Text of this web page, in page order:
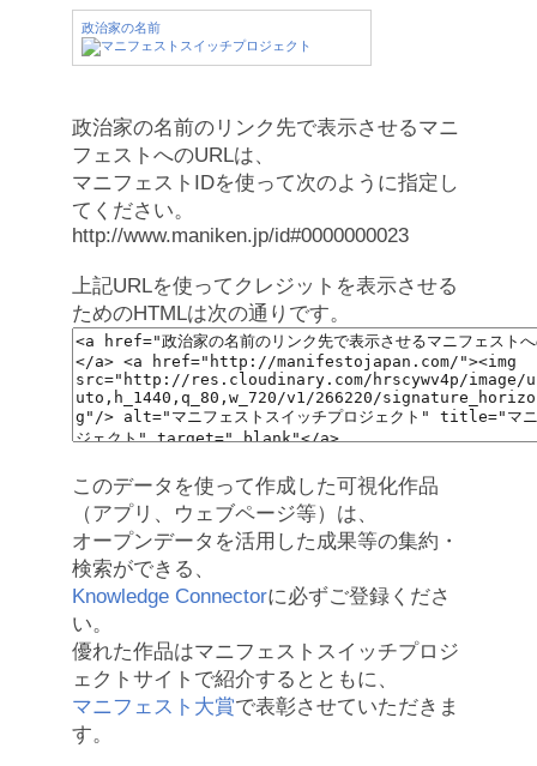
政治家の名前
政治家の名前のリンク先で表示させるマニ
フェストへのURLは、
マニフェストIDを使って次のように指定し
てください。
http://www.maniken.jp/id#0000000023
上記URLを使ってクレジットを表示させる
ためのHTMLは次の通りです。
このデータを使って作成した可視化作品
（アプリ、ウェブページ等）は、
オープンデータを活用した成果等の集約・
検索ができる、
Knowledge Connectorに必ずご登録くださ
い。
優れた作品はマニフェストスイッチプロジ
ェクトサイトで紹介するとともに、
マニフェスト大賞で表彰させていただきま
す。